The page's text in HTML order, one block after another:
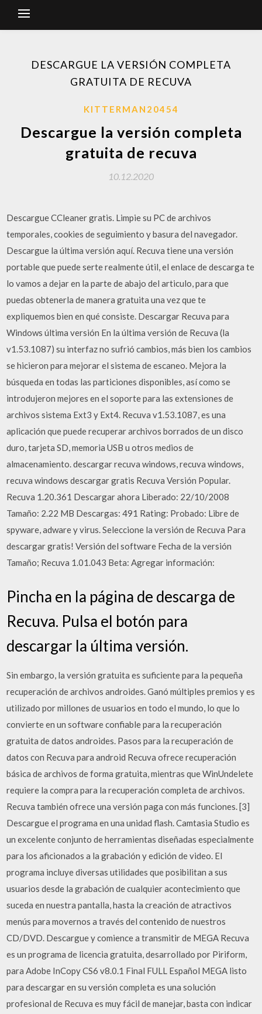
DESCARGUE LA VERSIÓN COMPLETA
GRATUITA DE RECUVA
KITTERMAN20454
Descargue la versión completa
gratuita de recuva
10.12.2020
Descargue CCleaner gratis. Limpie su PC de archivos
temporales, cookies de seguimiento y basura del navegador.
Descargue la última versión aquí. Recuva tiene una versión
portable que puede serte realmente útil, el enlace de descarga te
lo vamos a dejar en la parte de abajo del articulo, para que
puedas obtenerla de manera gratuita una vez que te
expliquemos bien en qué consiste. Descargar Recuva para
Windows última versión En la última versión de Recuva (la
v1.53.1087) su interfaz no sufrió cambios, más bien los cambios
se hicieron para mejorar el sistema de escaneo. Mejora la
búsqueda en todas las particiones disponibles, así como se
introdujeron mejores en el soporte para las extensiones de
archivos sistema Ext3 y Ext4. Recuva v1.53.1087, es una
aplicación que puede recuperar archivos borrados de un disco
duro, tarjeta SD, memoria USB u otros medios de
almacenamiento. descargar recuva windows, recuva windows,
recuva windows descargar gratis Recuva Versión Popular.
Recuva 1.20.361 Descargar ahora Liberado: 22/10/2008
Tamaño: 2.22 MB Descargas: 491 Rating: Probado: Libre de
spyware, adware y virus. Seleccione la versión de Recuva Para
descargar gratis! Versión del software Fecha de la versión
Tamaño; Recuva 1.01.043 Beta: Agregar información:
Pincha en la página de descarga de
Recuva. Pulsa el botón para
descargar la última versión.
Sin embargo, la versión gratuita es suficiente para la pequeña
recuperación de archivos androides. Ganó múltiples premios y es
utilizado por millones de usuarios en todo el mundo, lo que lo
convierte en un software confiable para la recuperación
gratuita de datos androides. Pasos para la recuperación de
datos con Recuva para android Recuva ofrece recuperación
básica de archivos de forma gratuita, mientras que WinUndelete
requiere la compra para la recuperación completa de archivos.
Recuva también ofrece una versión paga con más funciones. [3]
Descargue el programa en una unidad flash. Camtasia Studio es
un excelente conjunto de herramientas diseñadas especialmente
para los aficionados a la grabación y edición de video. El
programa incluye diversas utilidades que posibilitan a sus
usuarios desde la grabación de cualquier acontecimiento que
suceda en nuestra pantalla, hasta la creación de atractivos
menús para movernos a través del contenido de nuestros
CD/DVD. Descargue y comience a transmitir de MEGA Recuva
es un programa de licencia gratuita, desarrollado por Piriform,
para Adobe InCopy CS6 v8.0.1 Final FULL Español MEGA listo
para descargar en su versión completa es una solución
profesional de Recuva es muy fácil de manejar, basta con indicar